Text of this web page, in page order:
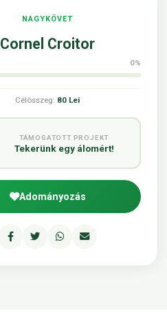
NAGYKÖVET
Cornel Croitor
0%
Célösszeg: 80 Lei
TÁMOGATOTT PROJEKT
Tekerünk egy álomért!
Adományozás